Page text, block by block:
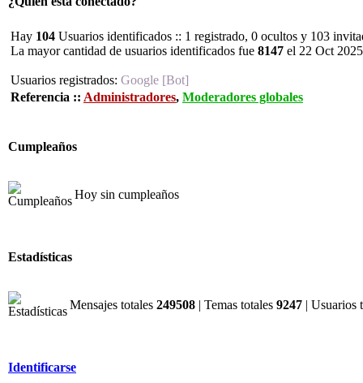
Hay 104 Usuarios identificados :: 1 registrado, 0 ocultos y 103
La mayor cantidad de usuarios identificados fue 8147 el 22 Oct
Usuarios registrados: Google [Bot]
Referencia :: Administradores, Moderadores globales
Cumpleaños
Hoy sin cumpleaños
Estadísticas
Mensajes totales 249508 | Temas totales 9247 | Usuarios
Identificarse